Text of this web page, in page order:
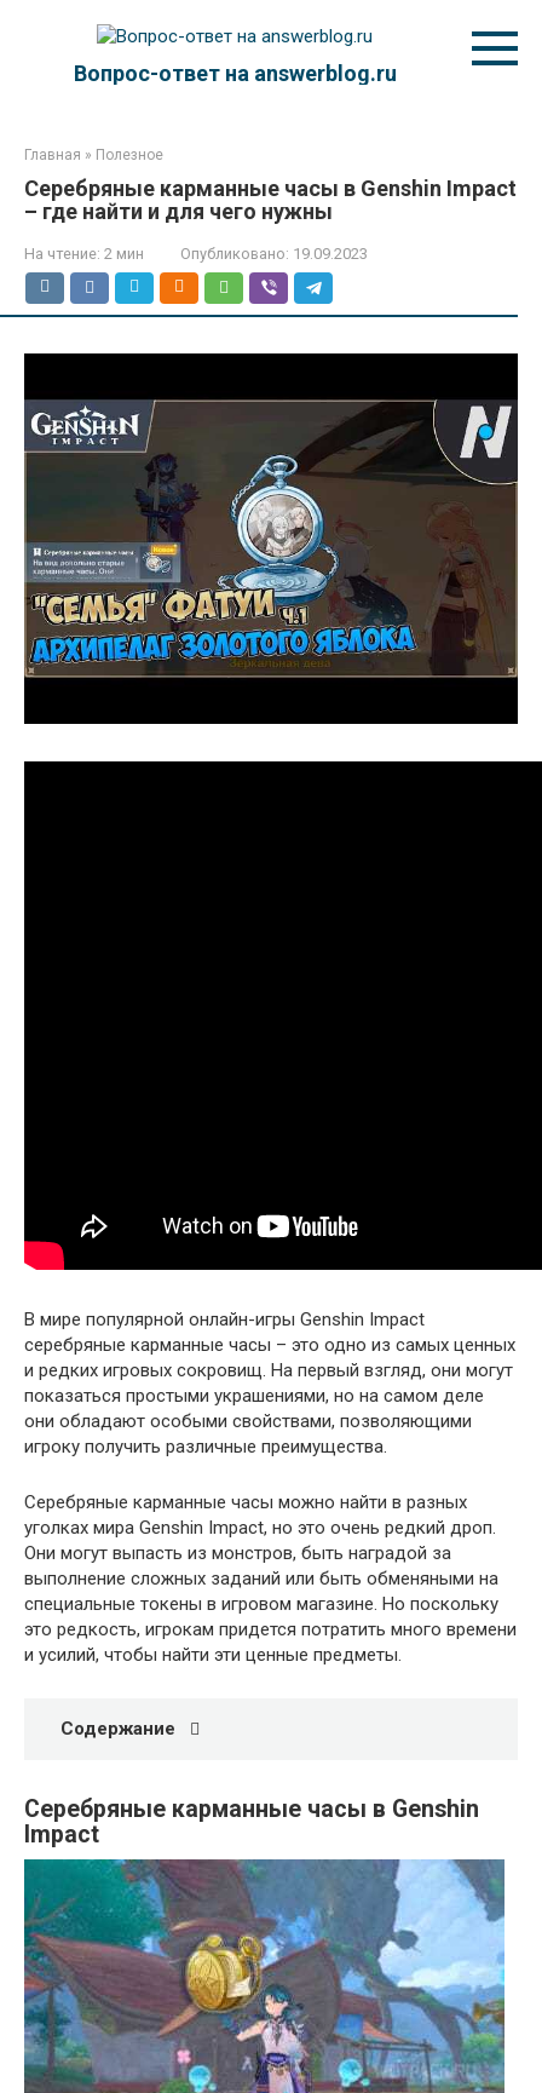
Вопрос-ответ на answerblog.ru
Главная » Полезное
Серебряные карманные часы в Genshin Impact
– где найти и для чего нужны
На чтение: 2 мин Опубликовано: 19.09.2023
В мире популярной онлайн-игры Genshin Impact
серебряные карманные часы – это одно из самых ценных
и редких игровых сокровищ. На первый взгляд, они могут
показаться простыми украшениями, но на самом деле
они обладают особыми свойствами, позволяющими
игроку получить различные преимущества.
Серебряные карманные часы можно найти в разных
уголках мира Genshin Impact, но это очень редкий дроп.
Они могут выпасть из монстров, быть наградой за
выполнение сложных заданий или быть обменяными на
специальные токены в игровом магазине. Но поскольку
это редкость, игрокам придется потратить много времени
и усилий, чтобы найти эти ценные предметы.
Содержание
Серебряные карманные часы в Genshin
Impact